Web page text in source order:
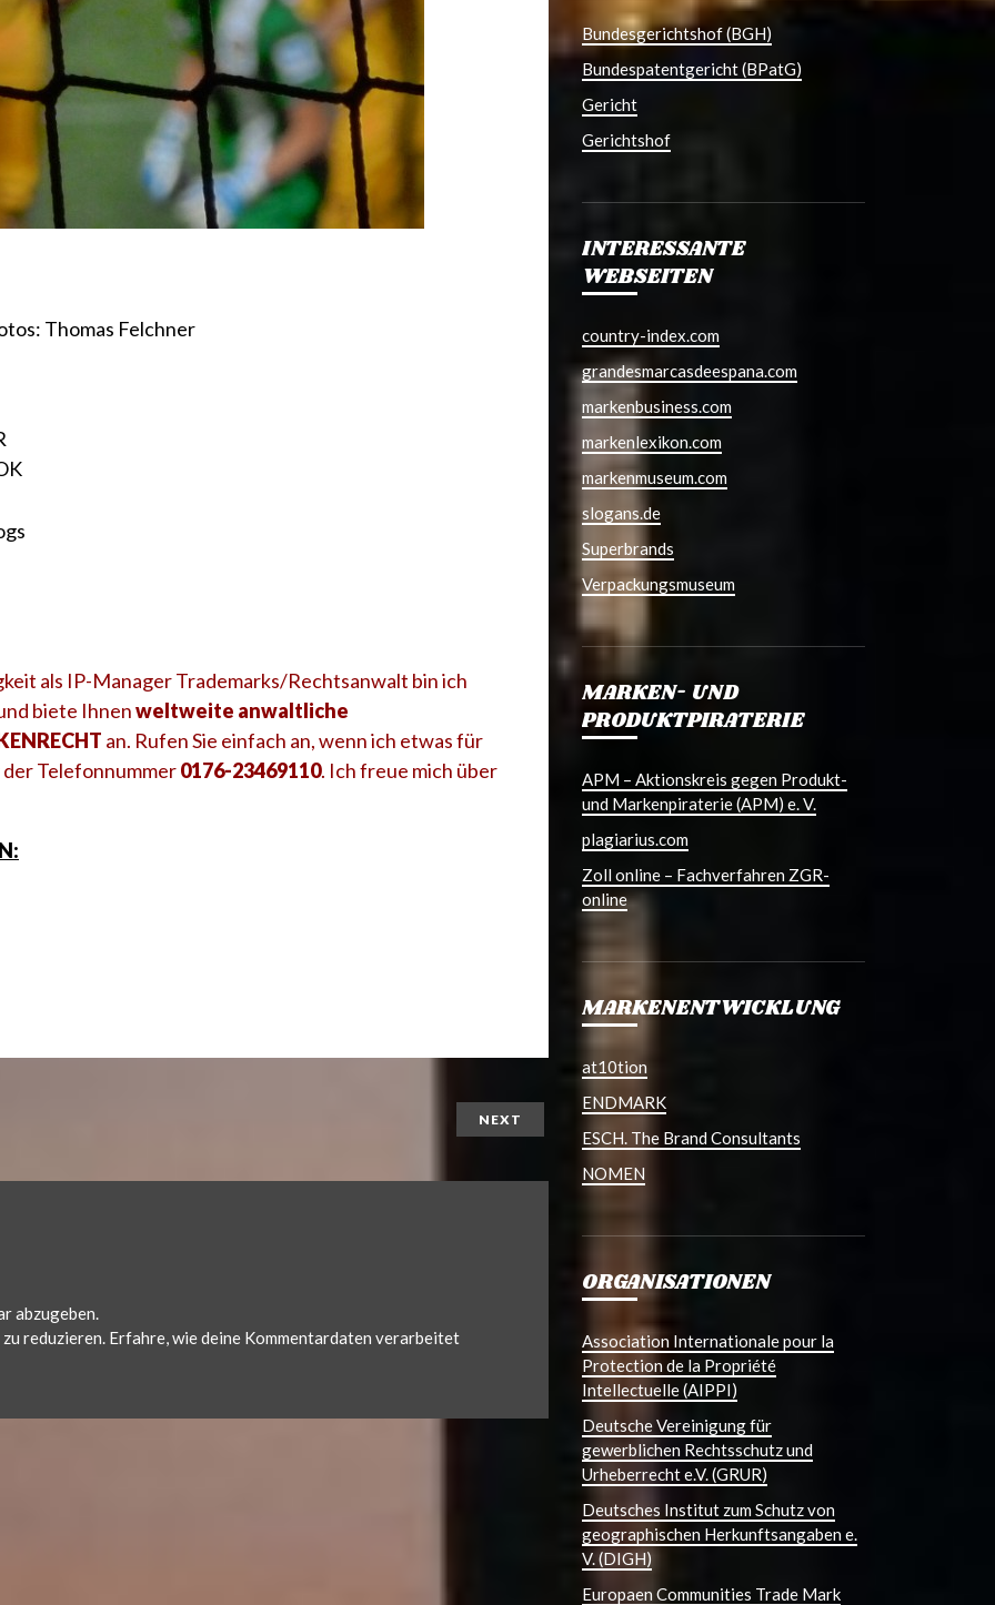
Thomas Felchner
als IP-Manager Trademarks/Rechtsanwalt bin ich
biete Ihnenweltweite anwaltliche
an. Rufen Sie einfach an, wenn ich etwas für
der Telefonnummer0176-23469110. Ich freue mich über
NEXT
abzugeben.
reduzieren. Erfahre, wie deine Kommentardaten verarbeitet
Bundesgerichtshof (BGH)
Bundespatentgericht (BPatG)
Gericht
Gerichtshof
INTERESSANTE
WEBSEITEN
country-index.com
grandesmarcasdeespana.com
markenbusiness.com
markenlexikon.com
markenmuseum.com
slogans.de
Superbrands
Verpackungsmuseum
MARKEN- UND
PRODUKTPIRATERIE
APM – Aktionskreis gegen Produkt-
und Markenpiraterie (APM) e. V.
plagiarius.com
Zoll online – Fachverfahren ZGR-
online
MARKENENTWICKLUNG
at10tion
ENDMARK
ESCH. The Brand Consultants
NOMEN
ORGANISATIONEN
Association Internationale pour la
Protection de la Propriété
Intellectuelle (AIPPI)
Deutsche Vereinigung für
gewerblichen Rechtsschutz und
Urheberrecht e.V. (GRUR)
Deutsches Institut zum Schutz von
geographischen Herkunftsangaben e.
V. (DIGH)
Europaen Communities Trade Mark